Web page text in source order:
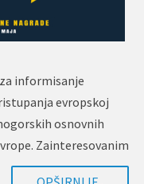
informisanje
evropskoj
osnovnih
Zainteresovanim